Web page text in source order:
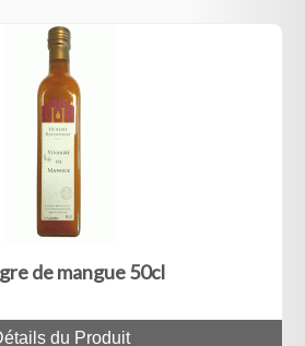
de mangue 50cl
du Produit